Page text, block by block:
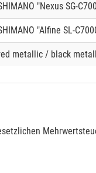
"Nexus SG-
"Alfine SL-
metallic / black